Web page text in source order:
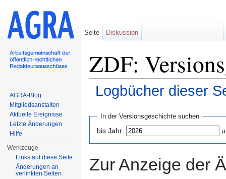
ZDF:
Logbücher dieser
In der Versionsgeschichte suchen
bis Jahr:
Zur Anzeige der
Seite Diskussion
AGRA-Blog
Mitgliedsanstalten
Aktuelle Ereignisse
Letzte Änderungen
Hilfe
Werkzeuge
Links auf diese Seite
Änderungen an
verlinkten Seiten